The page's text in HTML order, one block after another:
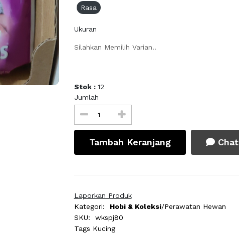
Rasa
Ukuran
Silahkan Memilih Varian..
Stok : 12
Jumlah
Tambah Keranjang Chat
Laporkan Produk
Kategori:
Hobi & Koleksi/Perawatan Hewan
SKU:
wkspj80
Tags Kucing